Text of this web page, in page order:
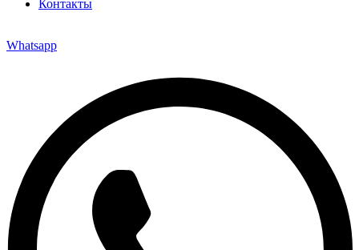
Контакты
Whatsapp